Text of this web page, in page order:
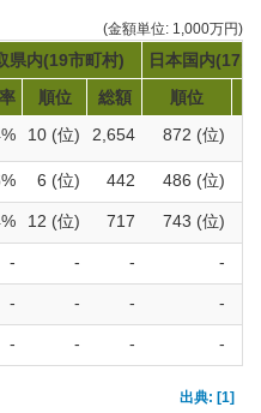
(金額単位: 1,000万円)
県内(19市町村)
日本国内
順位 総額 順位
10 (位) 2,654 872 (位)
6 (位) 442 486 (位)
12 (位) 717 743 (位)
- - - -
- - - -
- - - -
出典: [1]